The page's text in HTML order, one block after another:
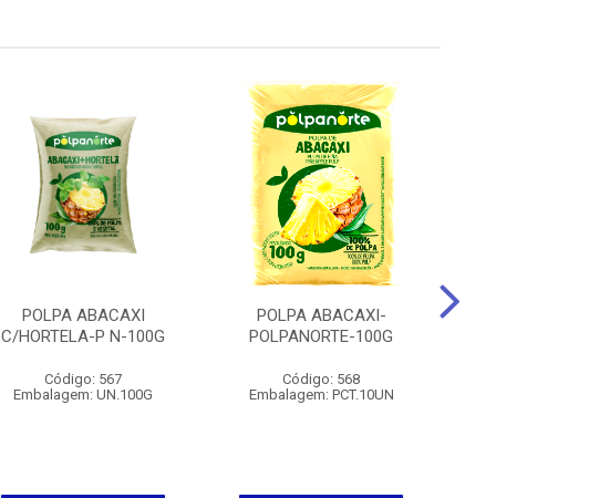
POLPA ABACAXI
C/HORTELA-P N-100G
Código: 567
Embalagem: UN.100G
POLPA ABACAXI-
POLPANORTE-100G
Código: 568
Embalagem: PCT.10UN